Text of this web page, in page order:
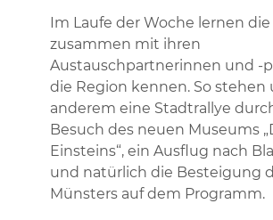
Im Laufe der Woche lernen die
zusammen mit ihren
Austauschpartnerinnen und -
die Region kennen. So stehen
anderem eine Stadtrallye
Besuch des neuen Museums
Einsteins“, ein Ausflug nach
und natürlich die Besteigung
Münsters auf dem Programm.